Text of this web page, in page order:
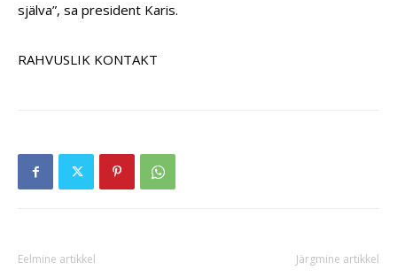
själva”, sa president Karis.
RAHVUSLIK KONTAKT
Eelmine artikkel Järgmine artikkel